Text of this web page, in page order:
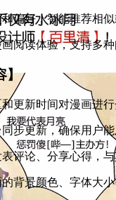
偏好，智能推荐相似
阅读体验，支持多种
】
更新时间对漫画进行
步更新，确保用户能
评论、分享心得，与
背景颜色、字体大